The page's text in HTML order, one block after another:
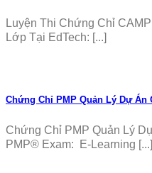
Luyện Thi Chứng Chỉ
Lớp Tại EdTech: [...]
Chứng Chỉ PMP Quản Lý Dự Án
Chứng Chỉ PMP Quản Lý
PMP® Exam: E-Learning [...]